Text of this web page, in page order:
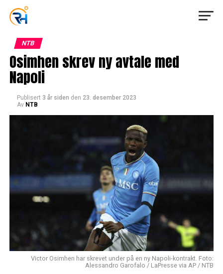
NTB
Osimhen skrev ny avtale med
Napoli
Publisert 3 år siden den 23. desember 2023
Av NTB
Victor Osimhen har skrevet under på en ny Napoli-kontrakt. Foto:
Alessandro Garofalo / LaPresse via AP / NTB